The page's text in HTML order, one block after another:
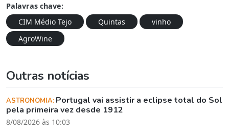
Palavras chave:
CIM Médio Tejo
Quintas
vinho
AgroWine
Outras notícias
ASTRONOMIA: Portugal vai assistir a eclipse total do Sol
pela primeira vez desde 1912
8/08/2026 às 10:03